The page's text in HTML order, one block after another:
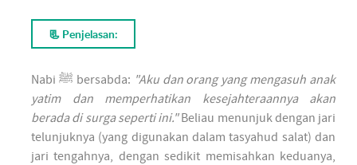
📃 Penjelasan:
Nabi ﷺ bersabda: "Aku dan orang yang mengasuh anak
yatim dan memperhatikan kesejahteraannya akan
berada di surga seperti ini."Beliau menunjuk dengan jari
telunjuknya (yang digunakan dalam tasyahud salat) dan
jari tengahnya, dengan sedikit memisahkan keduanya,